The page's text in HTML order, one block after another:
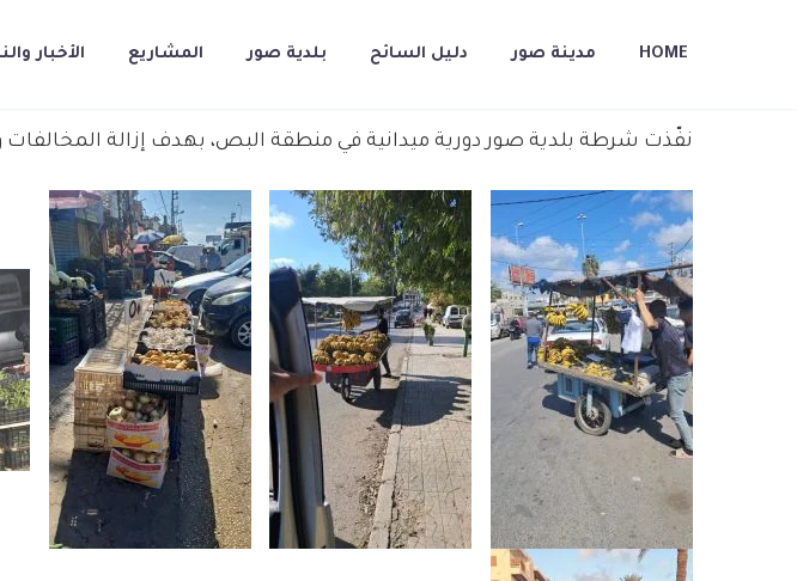
HOME مدينة صور دليل السائح بلدية صور المشاريع الأخبار
نفّذت شرطة بلدية صور دورية ميدانية في منطقة البص، بهدف إزالة المخالفات